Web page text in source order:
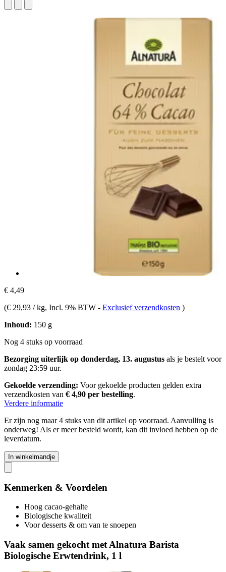
€ 4,49
(€ 29,93 / kg, Incl. 9% BTW - Exclusief verzendkosten )
Inhoud: 150 g
Nog 4 stuks op voorraad
Bezorging uiterlijk op donderdag, 13. augustus als je bestelt voor
zondag 23:59 uur.
Gekoelde verzending: Voor gekoelde producten gelden extra
verzendkosten van € 4,90 per bestelling.
Verdere informatie
Er zijn nog maar 4 stuks van dit artikel op voorraad. Aanvulling is
onderweg! Als er meer besteld wordt, kan dit invloed hebben op de
leverdatum.
In winkelmandje
Kenmerken & Voordelen
Hoog cacao-gehalte
Biologische kwaliteit
Voor desserts & om van te snoepen
Vaak samen gekocht met Alnatura Barista
Biologische Erwtendrink, 1 l